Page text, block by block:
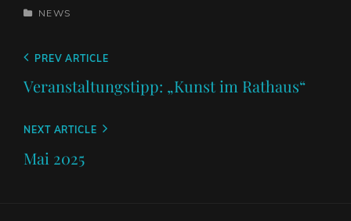
CATEGORIES
NEWS
Beitragsnavigation
Previous
PREV ARTICLE
Veranstaltungstipp: „Kunst im Rathaus“
Next
Post
NEXT ARTICLE
Mai 2025